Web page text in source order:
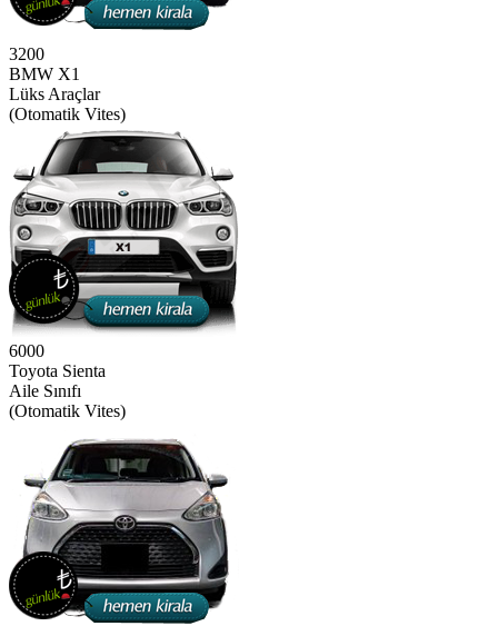
3200
BMW X1
Lüks Araçlar
(Otomatik Vites)
6000
Toyota Sienta
Aile Sınıfı
(Otomatik Vites)